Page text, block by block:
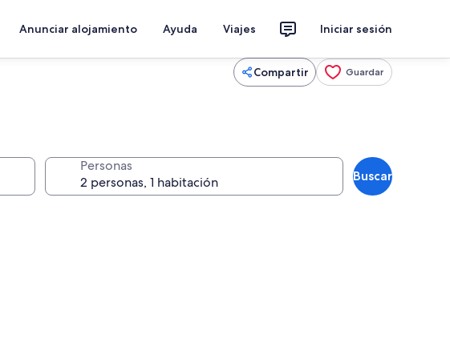
Anunciar alojamiento Ayuda Viajes Iniciar sesión
Compartir Guardar
Personas
Buscar